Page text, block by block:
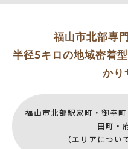
福山市北部専
半径5キロの地域密着
かり
福山市北部駅家町・御幸
田町・
（エリアについ